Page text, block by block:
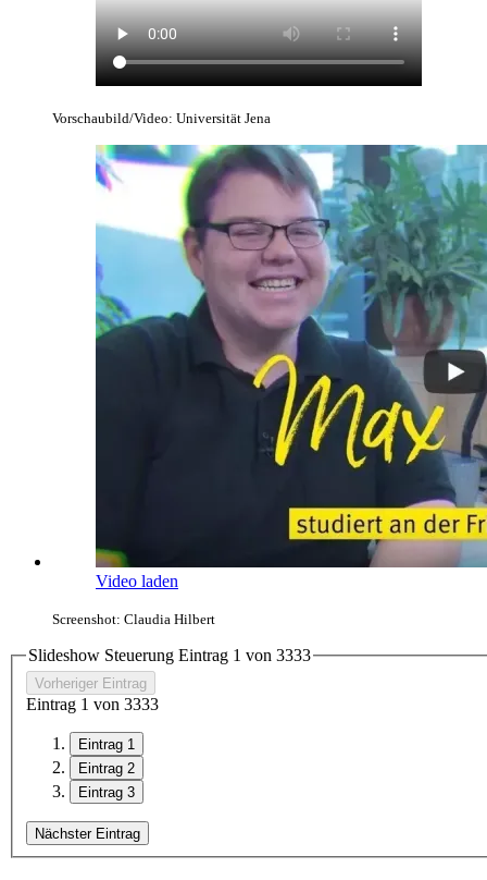
Vorschaubild/Video: Universität Jena
Video laden
Screenshot: Claudia Hilbert
Slideshow Steuerung Eintrag 1 von 3333
Vorheriger Eintrag
Eintrag 1 von 3333
Eintrag 1
Eintrag 2
Eintrag 3
Nächster Eintrag